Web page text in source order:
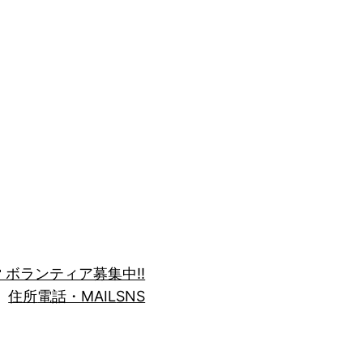
ボランティア募集中!!
住所電話・MAILSNS